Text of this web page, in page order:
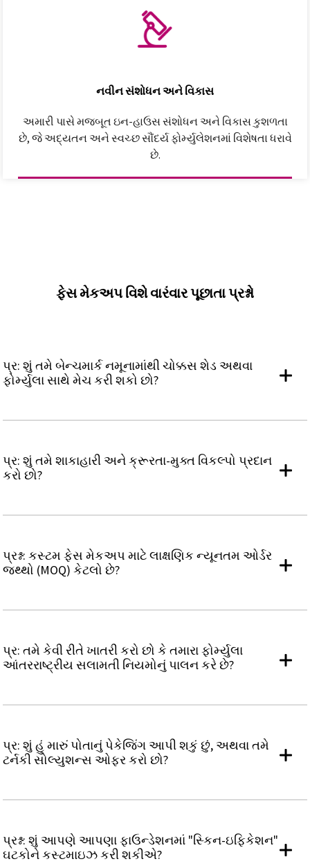
નવીન સંશોધન અને વિકાસ
અમારી પાસે મજબૂત ઇન-હાઉસ સંશોધન અને વિકાસ કુશળતા
છે, જે અદ્યતન અને સ્વચ્છ સૌંદર્ય ફોર્મ્યુલેશનમાં વિશેષતા ધરાવે
છે.
ફેસ મેકઅપ વિશે વારંવાર પૂછાતા પ્રશ્નો
પ્ર: શું તમે બેન્ચમાર્ક નમૂનામાંથી ચોક્કસ શેડ અથવા
ફોર્મ્યુલા સાથે મેચ કરી શકો છો?
પ્ર: શું તમે શાકાહારી અને ક્રૂરતા-મુક્ત વિકલ્પો પ્રદાન
કરો છો?
પ્રશ્ન: કસ્ટમ ફેસ મેકઅપ માટે લાક્ષણિક ન્યૂનતમ ઓર્ડર
જથ્થો (MOQ) કેટલો છે?
પ્ર: તમે કેવી રીતે ખાતરી કરો છો કે તમારા ફોર્મ્યુલા
આંતરરાષ્ટ્રીય સલામતી નિયમોનું પાલન કરે છે?
પ્ર: શું હું મારું પોતાનું પેકેજિંગ આપી શકું છું, અથવા તમે
ટર્નકી સોલ્યુશન્સ ઓફર કરો છો?
પ્રશ્ન: શું આપણે આપણા ફાઉન્ડેશનમાં "સ્કિન-ઇફિકેશન"
ઘટકોને કસ્ટમાઇઝ કરી શકીએ?